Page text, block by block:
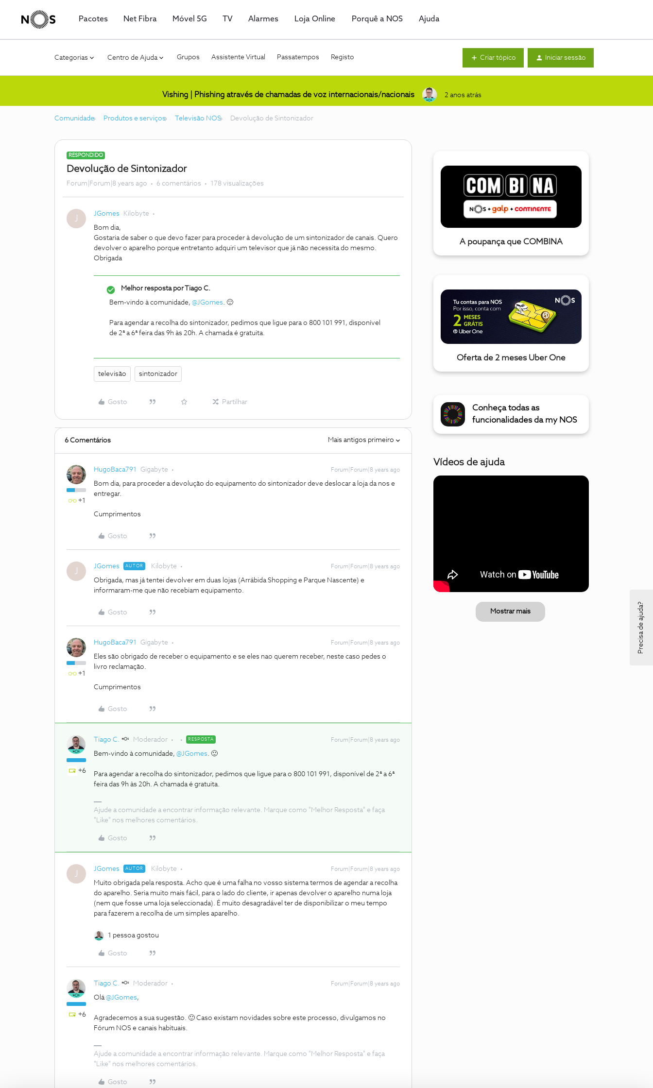
Pacotes Net Fibra Móvel 5G TV Alarmes Loja Online Porquê a NOS Ajuda
Categorias Centro de Ajuda Grupos Assistente Virtual Passatempos Registo Criar tópico Iniciar sessão
Vishing | Phishing através de chamadas de voz internacionais/nacionais 2 anos atrás
Comunidade Produtos e serviços Televisão NOS Devolução de Sintonizador
RESPONDIDO
Devolução de Sintonizador
Forum|Forum|8 years ago 6 comentários 178 visualizações
J JGomes Kilobyte
Bom dia,
Gostaria de saber o que devo fazer para proceder à devolução de um sintonizador de canais. Quero
devolver o aparelho porque entretanto adquiri um televisor que já não necessita do mesmo.
Obrigada
Melhor resposta porTiago C.
Bem-vindo à comunidade, @JGomes. 🙂
Para agendar a recolha do sintonizador, pedimos que ligue para o 800 101 991, disponível
de 2ª a 6ª feira das 9h às 20h. A chamada é gratuita.
televisão sintonizador
Gosto Partilhar
6 Comentários Mais antigos primeiro
+1
HugoBaca791 Gigabyte Forum|Forum|8 years ago
Bom dia, para proceder a devolução do equipamento do sintonizador deve deslocar a loja da nos e
entregar.
Cumprimentos
Gosto
J JGomes AUTOR Kilobyte Forum|Forum|8 years ago
Obrigada, mas já tentei devolver em duas lojas (Arrábida Shopping e Parque Nascente) e
informaram-me que não recebiam equipamento.
Gosto
+1
HugoBaca791 Gigabyte Forum|Forum|8 years ago
Eles são obrigado de receber o equipamento e se eles nao querem receber, neste caso pedes o
livro reclamação.
Cumprimentos
Gosto
+6
Tiago C. Moderador RESPOSTA Forum|Forum|8 years ago
Bem-vindo à comunidade, @JGomes. 🙂
Para agendar a recolha do sintonizador, pedimos que ligue para o 800 101 991, disponível de 2ª a 6ª
feira das 9h às 20h. A chamada é gratuita.
Ajude a comunidade a encontrar informação relevante. Marque como "Melhor Resposta" e faça
"Like" nos melhores comentários.
Gosto
J JGomes AUTOR Kilobyte Forum|Forum|8 years ago
Muito obrigada pela resposta. Acho que é uma falha no vosso sistema termos de agendar a recolha
do aparelho. Seria muito mais fácil, para o lado do cliente, ir apenas devolver o aparelho numa loja
(nem que fosse uma loja seleccionada). É muito desagradável ter de disponibilizar o meu tempo
para fazerem a recolha de um simples aparelho.
1 pessoa gostou
Gosto
+6
Tiago C. Moderador Forum|Forum|8 years ago
Olá@JGomes,
Agradecemos a sua sugestão. 🙂 Caso existam novidades sobre este processo, divulgamos no
Fórum NOS e canais habituais.
Ajude a comunidade a encontrar informação relevante. Marque como "Melhor Resposta" e faça
"Like" nos melhores comentários.
Gosto
A poupança que COMBINA
Oferta de 2 meses Uber One
Conheça todas as
funcionalidades da my NOS
Vídeos de ajuda
Mostrar mais Precisa de ajuda?